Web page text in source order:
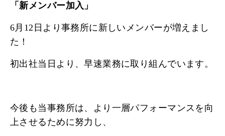
「新メンバー加入」
6月12日より事務所に新しいメンバーが増えまし
た！
初出社当日より、早速業務に取り組んでいます。
今後も当事務所は、より一層パフォーマンスを向
上させるために努力し、